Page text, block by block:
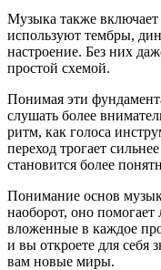
Музыка также
используют тембры,
настроение. Без них
простой схемой.
Понимая эти
слушать более
ритм, как голоса
переход трогает
становится более
Понимание основ
наоборот, оно
вложенные в каждое
и вы откроете для себя
вам новые миры.